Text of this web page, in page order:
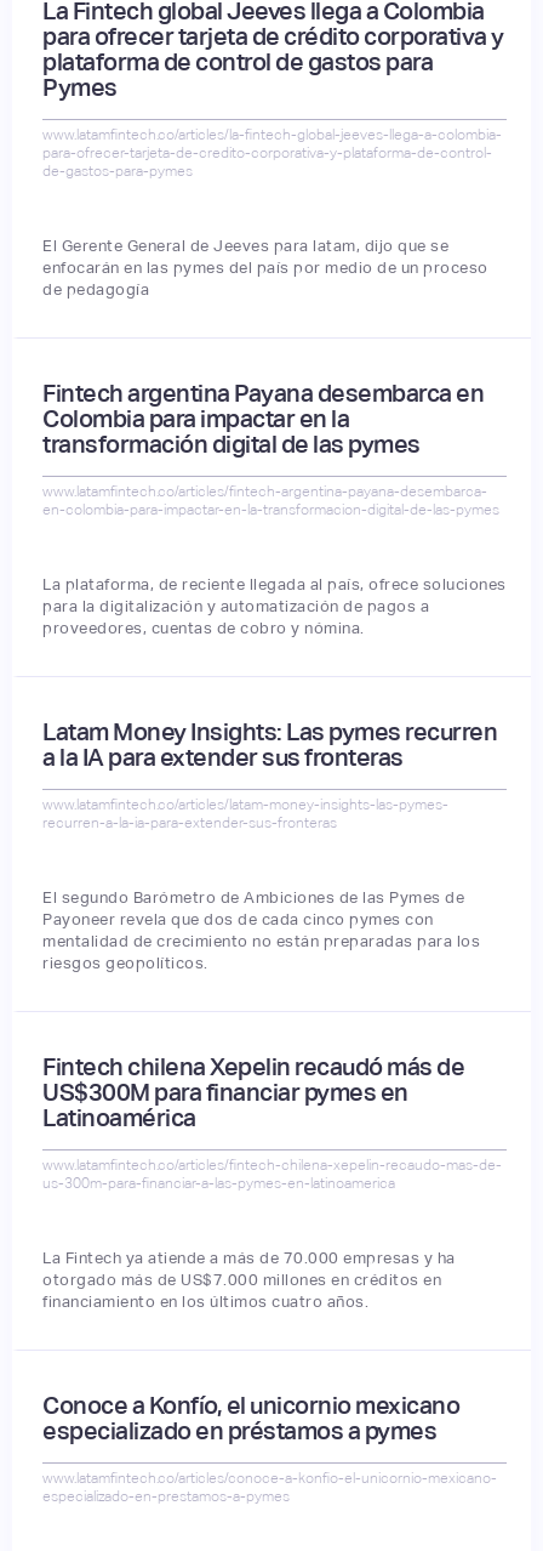
La Fintech global Jeeves llega a Colombia
para ofrecer tarjeta de crédito corporativa y
plataforma de control de gastos para
Pymes
www.latamfintech.co/articles/la-fintech-global-jeeves-llega-a-colombia-
para-ofrecer-tarjeta-de-credito-corporativa-y-plataforma-de-control-
de-gastos-para-pymes
El Gerente General de Jeeves para latam, dijo que se
enfocarán en las pymes del país por medio de un proceso
de pedagogía
Fintech argentina Payana desembarca en
Colombia para impactar en la
transformación digital de las pymes
www.latamfintech.co/articles/fintech-argentina-payana-desembarca-
en-colombia-para-impactar-en-la-transformacion-digital-de-las-pymes
La plataforma, de reciente llegada al país, ofrece soluciones
para la digitalización y automatización de pagos a
proveedores, cuentas de cobro y nómina.
Latam Money Insights: Las pymes recurren
a la IA para extender sus fronteras
www.latamfintech.co/articles/latam-money-insights-las-pymes-
recurren-a-la-ia-para-extender-sus-fronteras
El segundo Barómetro de Ambiciones de las Pymes de
Payoneer revela que dos de cada cinco pymes con
mentalidad de crecimiento no están preparadas para los
riesgos geopolíticos.
Fintech chilena Xepelin recaudó más de
US$300M para financiar pymes en
Latinoamérica
www.latamfintech.co/articles/fintech-chilena-xepelin-recaudo-mas-de-
us-300m-para-financiar-a-las-pymes-en-latinoamerica
La Fintech ya atiende a más de 70.000 empresas y ha
otorgado más de US$7.000 millones en créditos en
financiamiento en los últimos cuatro años.
Conoce a Konfío, el unicornio mexicano
especializado en préstamos a pymes
www.latamfintech.co/articles/conoce-a-konfio-el-unicornio-mexicano-
especializado-en-prestamos-a-pymes